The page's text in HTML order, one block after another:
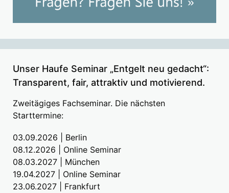
Unser Haufe Seminar „Entgelt neu gedacht“:
Transparent, fair, attraktiv und motivierend.
Zweitägiges Fachseminar. Die nächsten
Starttermine:
03.09.2026 | Berlin
08.12.2026 | Online Seminar
08.03.2027 | München
19.04.2027 | Online Seminar
23.06.2027 | Frankfurt